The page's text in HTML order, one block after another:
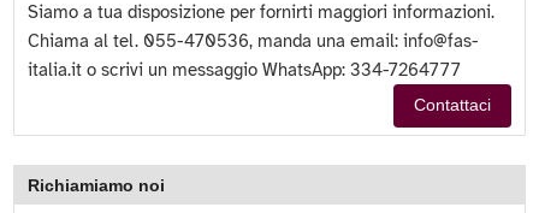
Siamo a tua disposizione per fornirti maggiori informazioni.
Chiama al tel. 055-470536, manda una email:info@fas-
italia.it o scrivi un messaggio WhatsApp: 334-7264777
Contattaci
Richiamiamo noi